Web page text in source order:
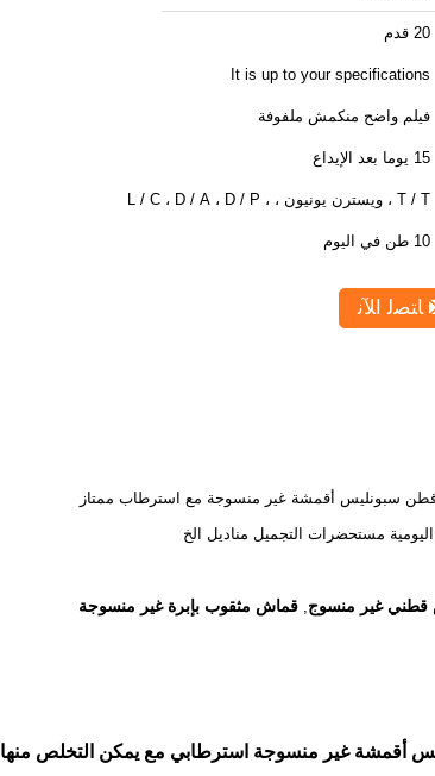
20 قدم
It is up to your specifications
فيلم واضح منكمش ملفوفة
15 يوما بعد الإيداع
T / T ، ويسترن يونيون ، ، L / C ، D / A ، D / P
10 طن في اليوم
ﺎﺘﺼﻟ ﺍﻶﻧ
مستحضرات التجميل مناديل الخ
غير منسوج, قماش مثقوب بإبرة غير منسوجة
أقمشة غير منسوجة استرطابي مع يمكن التخلص منها